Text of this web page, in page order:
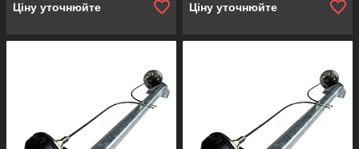
Ціну уточнюйте Ціну уточнюйте